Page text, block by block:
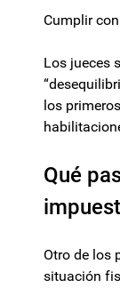
Cumplir
Los jueces
los
Qué
Otro de los
situación